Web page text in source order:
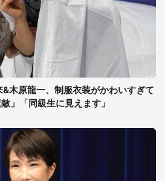
&木原龍一、制服衣装がかわいすぎて
」「同級生に見えます」